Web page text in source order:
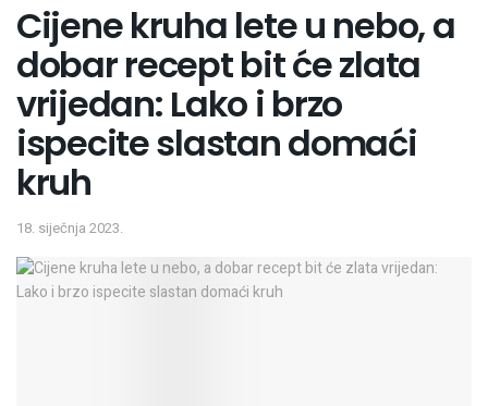
Cijene kruha lete u nebo, a
dobar recept bit će zlata
vrijedan: Lako i brzo
ispecite slastan domaći
kruh
18. siječnja 2023.